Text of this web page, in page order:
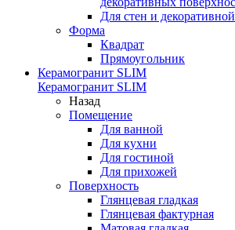
Для стен и
Форма
Квадрат
Прямоугольник
Керамогранит SLIM
Керамогранит SLIM
Назад
Помещение
Для ванной
Для кухни
Для гостиной
Для прихожей
Поверхность
Глянцевая гладкая
Глянцевая фактурная